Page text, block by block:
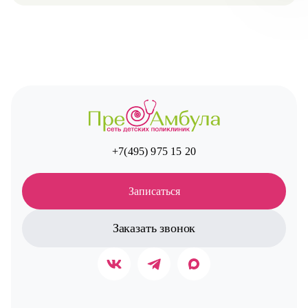
+7(495) 975 15 20
Записаться
Заказать звонок